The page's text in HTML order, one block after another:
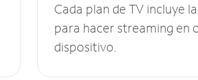
Cada plan de TV incluye
para hacer streaming en
dispositivo.